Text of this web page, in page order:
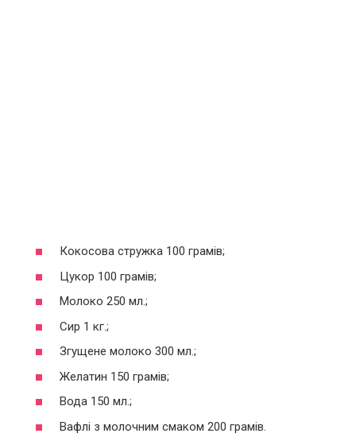
Кокосова стружка 100 грамів;
Цукор 100 грамів;
Молоко 250 мл.;
Сир 1 кг.;
Згущене молоко 300 мл.;
Желатин 150 грамів;
Вода 150 мл.;
Вафлі з молочним смаком 200 грамів.